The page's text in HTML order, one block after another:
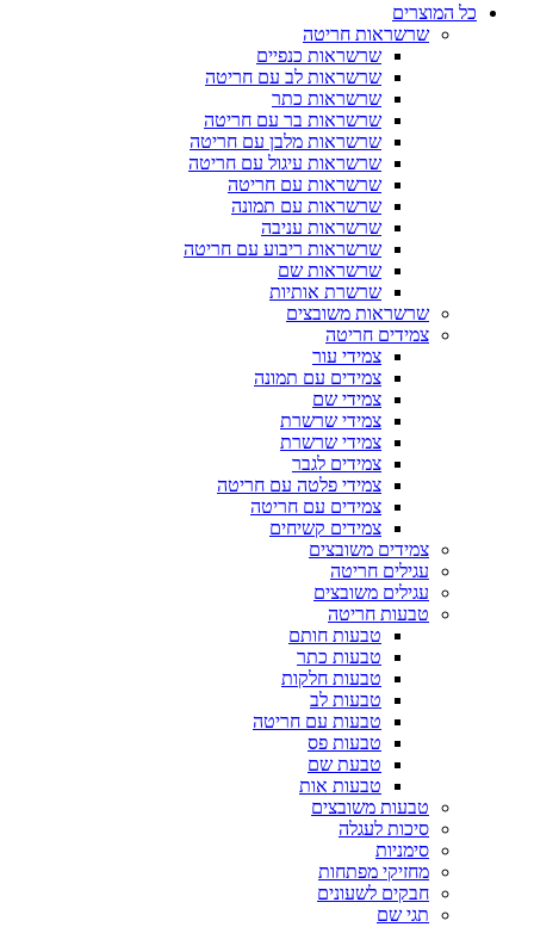
כל המוצרים
שרשראות חריטה
שרשראות כנפיים
שרשראות לב עם חריטה
שרשראות כתר
שרשראות בר עם חריטה
שרשראות מלבן עם חריטה
שרשראות עיגול עם חריטה
שרשראות עם חריטה
שרשראות עם תמונה
שרשראות עניבה
שרשראות ריבוע עם חריטה
שרשראות שם
שרשרת אותיות
שרשראות משובצים
צמידים חריטה
צמידי עור
צמידים עם תמונה
צמידי שם
צמידי שרשרת
צמידי שרשרת
צמידים לגבר
צמידי פלטה עם חריטה
צמידים עם חריטה
צמידים קשיחים
צמידים משובצים
עגילים חריטה
עגילים משובצים
טבעות חריטה
טבעות חותם
טבעות כתר
טבעות חלקות
טבעות לב
טבעות עם חריטה
טבעות פס
טבעת שם
טבעות אות
טבעות משובצים
סיכות לעגלה
סימניות
מחזיקי מפתחות
חבקים לשעונים
תגי שם